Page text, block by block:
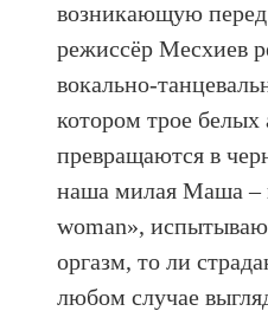
возникающую
режиссёр Месхиев
вокально-
котором трое белых
превращаются в
наша милая Маша –
woman»,
оргазм, то ли
любом случае